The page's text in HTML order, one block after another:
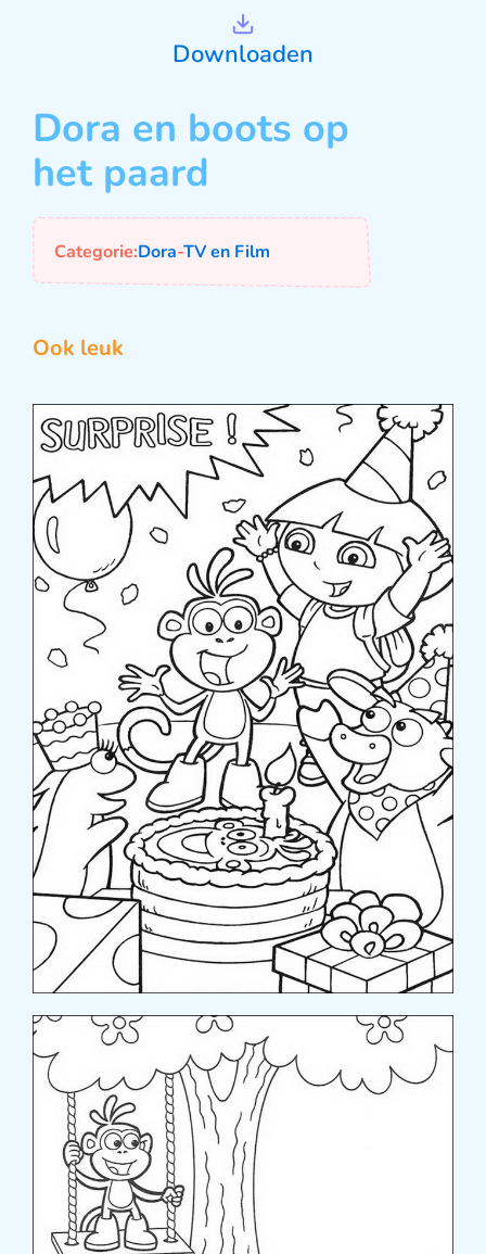
Downloaden
Dora en boots op
het paard
Categorie:Dora-TV en Film
Ook leuk